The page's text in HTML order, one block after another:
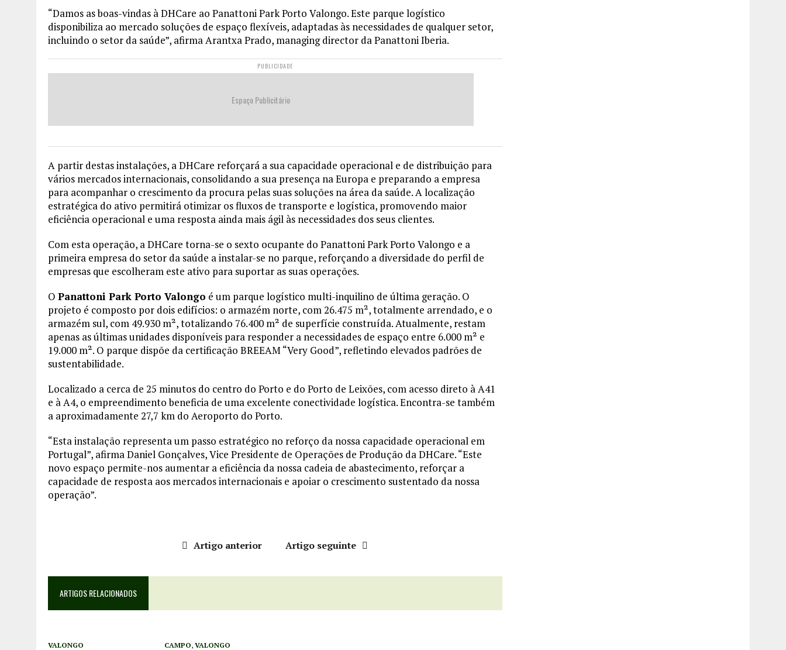
“Damos as boas-vindas à DHCare ao Panattoni Park Porto Valongo. Este parque logístico
disponibiliza ao mercado soluções de espaço flexíveis, adaptadas às necessidades de qualquer setor,
incluindo o setor da saúde”, afirma Arantxa Prado, managing director da Panattoni Iberia.
PUBLICIDADE
Espaço Publicitário
A partir destas instalações, a DHCare reforçará a sua capacidade operacional e de distribuição para
vários mercados internacionais, consolidando a sua presença na Europa e preparando a empresa
para acompanhar o crescimento da procura pelas suas soluções na área da saúde. A localização
estratégica do ativo permitirá otimizar os fluxos de transporte e logística, promovendo maior
eficiência operacional e uma resposta ainda mais ágil às necessidades dos seus clientes.
Com esta operação, a DHCare torna-se o sexto ocupante do Panattoni Park Porto Valongo e a
primeira empresa do setor da saúde a instalar-se no parque, reforçando a diversidade do perfil de
empresas que escolheram este ativo para suportar as suas operações.
O Panattoni Park Porto Valongo é um parque logístico multi-inquilino de última geração. O
projeto é composto por dois edifícios: o armazém norte, com 26.475 m², totalmente arrendado, e o
armazém sul, com 49.930 m², totalizando 76.400 m² de superfície construída. Atualmente, restam
apenas as últimas unidades disponíveis para responder a necessidades de espaço entre 6.000 m² e
19.000 m². O parque dispõe da certificação BREEAM “Very Good”, refletindo elevados padrões de
sustentabilidade.
Localizado a cerca de 25 minutos do centro do Porto e do Porto de Leixões, com acesso direto à A41
e à A4, o empreendimento beneficia de uma excelente conectividade logística. Encontra-se também
a aproximadamente 27,7 km do Aeroporto do Porto.
“Esta instalação representa um passo estratégico no reforço da nossa capacidade operacional em
Portugal”, afirma Daniel Gonçalves, Vice Presidente de Operações de Produção da DHCare. “Este
novo espaço permite-nos aumentar a eficiência da nossa cadeia de abastecimento, reforçar a
capacidade de resposta aos mercados internacionais e apoiar o crescimento sustentado da nossa
operação”.
Artigo anterior Artigo seguinte
ARTIGOS RELACIONADOS
VALONGO CAMPO,VALONGO